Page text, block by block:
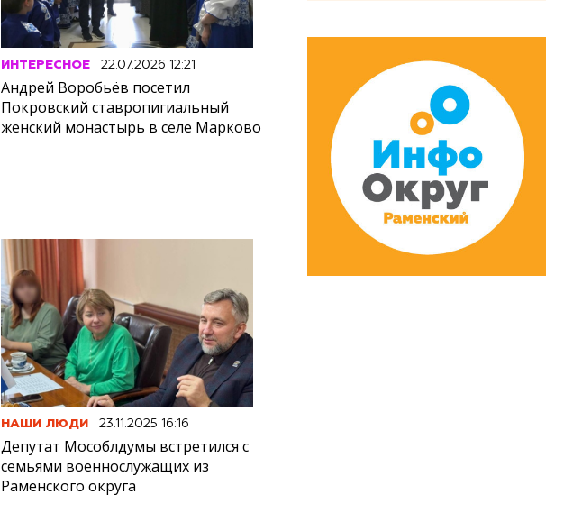
ИНТЕРЕСНОЕ 22.07.2026 12:21
Андрей Воробьёв посетил
Покровский ставропигиальный
женский монастырь в селе Марково
НАШИ ЛЮДИ 23.11.2025 16:16
Депутат Мособлдумы встретился с
семьями военнослужащих из
Раменского округа